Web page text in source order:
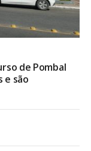
de Pombal
e são